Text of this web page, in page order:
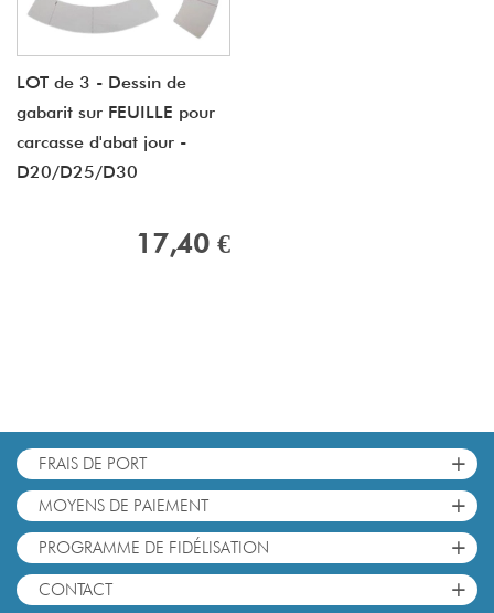
LOT de 3 - Dessin de
gabarit sur FEUILLE pour
carcasse d'abat jour -
D20/D25/D30
17,40 €
FRAIS DE PORT +
MOYENS DE PAIEMENT +
PROGRAMME DE FIDÉLISATION +
CONTACT +